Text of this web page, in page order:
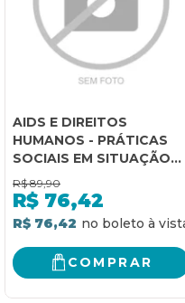
AIDS E DIREITOS
HUMANOS - PRÁTICAS
SOCIAIS EM SITUAÇÃO
DE DISCRIMINAÇÃO
R$ 89,90
R$ 76,42
R$ 76,42
COMPRAR